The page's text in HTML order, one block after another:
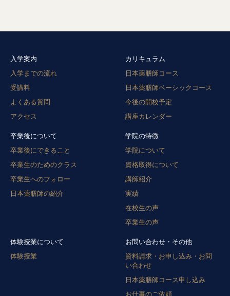
入学案内
入学までの流れ
受講料
よくある質問
アクセス
カリキュラム
日本薬膳師コース
日本薬膳師ベーシックコース
今後の開校予定
講座カレンダー
卒業後について
卒業後にできること
卒業生のためのクラス
卒業生へのフォロー
日本薬膳師の紹介
学院の特徴
学院について
資格取得について
講師紹介
実績
在校生の声
卒業生の声
体験授業について
体験授業
お問い合わせ・その他
資料請求・お申し込み・お問
い合わせ
日本薬膳師コース申し込み
お仕事のご依頼